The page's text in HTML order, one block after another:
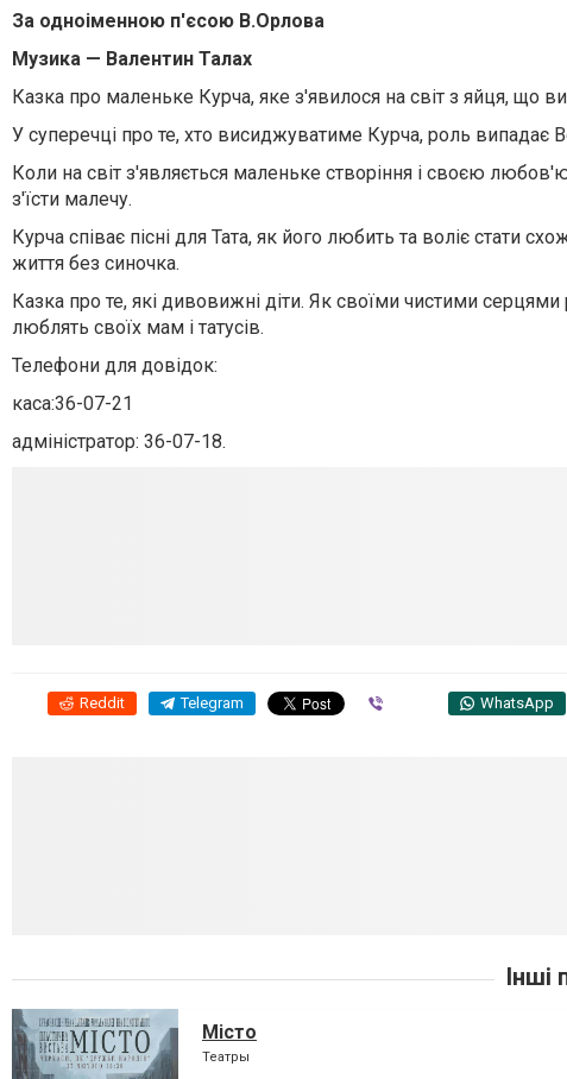
За одноіменною п'єсою В.Орлова
Музика — Валентин Талах
Казка про маленьке Курча, яке з'явилося на світ з яйця, що
У суперечці про те, хто висиджуватиме Курча, роль випадає
Коли на світ з'являється маленьке створіння і своєю
з'їсти малечу.
Курча співає пісні для Тата, як його любить та воліє стати
життя без синочка.
Казка про те, які дивовижні діти. Як своїми чистими
люблять своїх мам і татусів.
Телефони для довідок:
каса:36-07-21
адміністратор: 36-07-18.
Reddit Telegram WhatsApp
Інші
Місто
Театры